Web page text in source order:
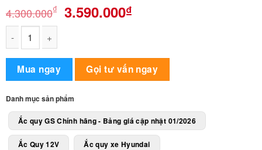
4.300.000₫ Giá
4.300.000₫.
3.590.000₫
là:
3.590.000₫.
Mua ngay Gọi tư vấn ngay
Danh mục sản phẩm
Ắc quy GS Chính hãng - Bảng giá cập nhật 01/2026
Ắc Quy 12V Ắc quy xe Hyundai